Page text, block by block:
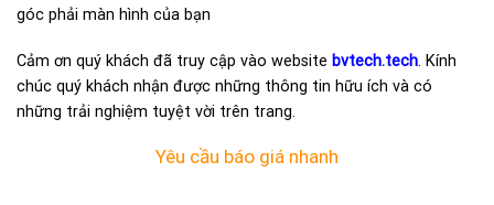
góc phải màn hình của bạn
Cảm ơn quý khách đã truy cập vào website bvtech.tech. Kính
chúc quý khách nhận được những thông tin hữu ích và có
những trải nghiệm tuyệt vời trên trang.
Yêu cầu báo giá nhanh